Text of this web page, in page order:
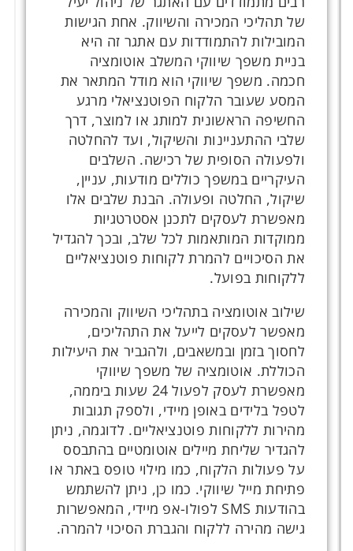
של תהליכי המכירה והשיווק. אחת הגישות
המובילות להתמודדות עם אתגר זה היא
בניית משפך שיווקי המשלב אוטומציה
חכמה. משפך שיווקי הוא מודל המתאר את
המסע שעובר הלקוח הפוטנציאלי מרגע
החשיפה הראשונית למותג או למוצר, דרך
שלבי ההתעניינות והשיקול, ועד להחלטה
ולפעולה הסופית של רכישה. השלבים
העיקריים במשפך כוללים מודעות, עניין,
שיקול, החלטה ופעולה. הבנת שלבים אלו
מאפשרת לעסקים לתכנן אסטרטגיות
ממוקדות המותאמות לכל שלב, ובכך להגדיל
את הסיכויים להמרת לקוחות פוטנציאליים
ללקוחות בפועל.
שילוב אוטומציה בתהליכי השיווק והמכירה
מאפשר לעסקים לייעל את התהליכים,
לחסוך בזמן ובמשאבים, ולהגביר את היעילות
הכוללת. אוטומציה של משפך שיווקי
מאפשרת לעסק לפעול 24 שעות ביממה,
לטפל בלידים באופן מיידי, ולספק תגובות
מהירות ללקוחות פוטנציאליים. לדוגמה, ניתן
להגדיר שליחת מיילים אוטומטיים בהתבסס
על פעולות הלקוח, כמו מילוי טופס באתר או
פתיחת מייל שיווקי. כמו כן, ניתן להשתמש
בהודעות SMS לפולו-אפ מיידי, המאפשרות
גישה מהירה ללקוח והגברת הסיכוי להמרה.